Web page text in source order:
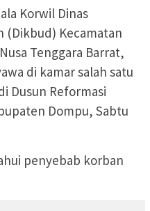
Korwil Dinas
(Dikbud) Kecamatan
Tenggara Barrat,
di kamar salah satu
Dusun Reformasi
Dompu, Sabtu
penyebab korban